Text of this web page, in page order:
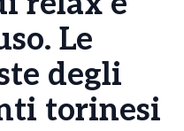
Le
degli
torinesi